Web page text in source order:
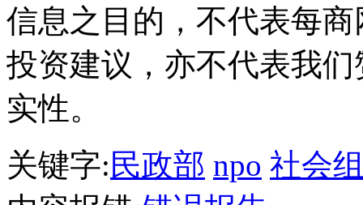
信息之目的，不代表每
投资建议，亦不代表我
实性。
关键字: 民政部 npo 社会